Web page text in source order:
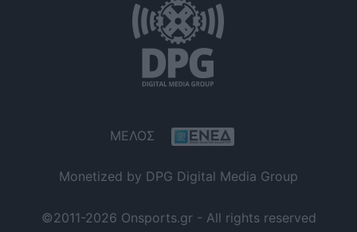
ΜΕΛΟΣ
Monetized by DPG Digital Media Group
©2011-2026 Onsports.gr - All rights reserved